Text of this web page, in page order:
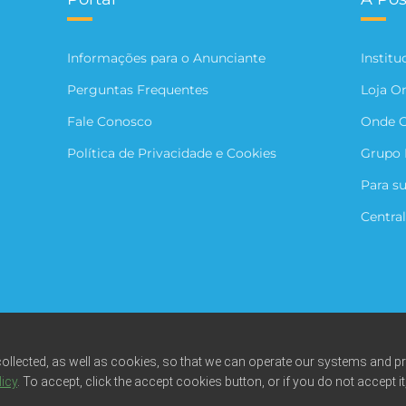
Informações para o Anunciante
Perguntas Frequentes
Fale Conosco
Política de Privacidade e Cookies
Loja
Onde
Grupo
Para
os direitos reservados. Fotos meramente ilustrativas. Empresa
as well as cookies, so that we can operate our systems and
. To accept, click the accept cookies button, or if you do not accept it,